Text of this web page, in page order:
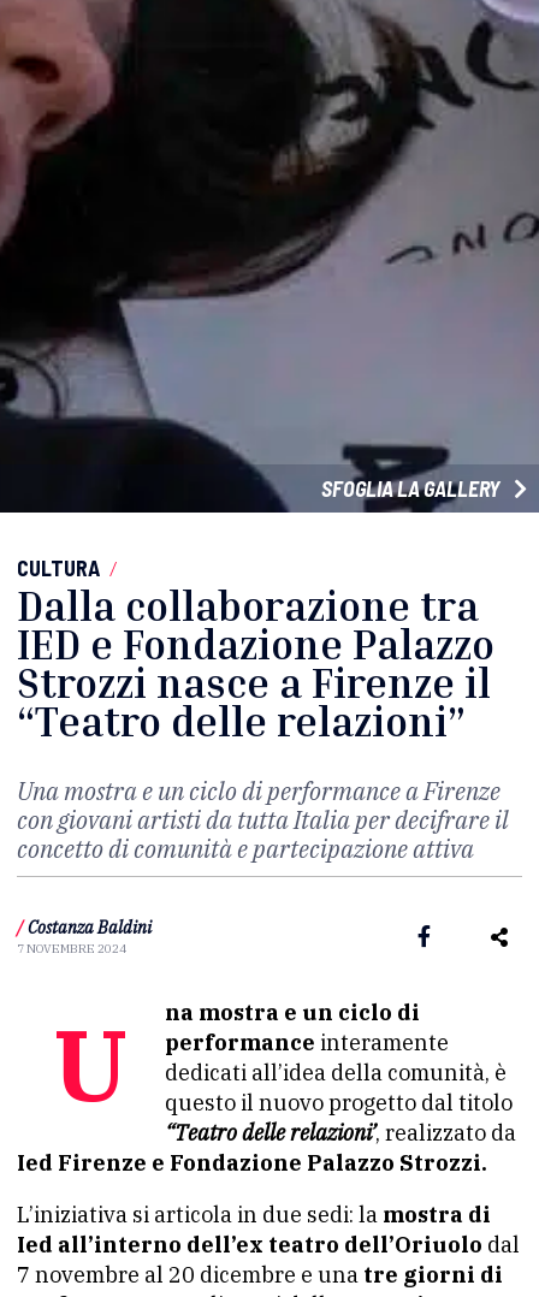
SFOGLIA LA GALLERY
CULTURA /
Dalla collaborazione tra
IED e Fondazione Palazzo
Strozzi nasce a Firenze il
“Teatro delle relazioni”
Una mostra e un ciclo di performance a Firenze
con giovani artisti da tutta Italia per decifrare il
concetto di comunità e partecipazione attiva
/ Costanza Baldini
7 NOVEMBRE 2024
Una mostra e un ciclo di performance interamente
dedicati all’idea della comunità, è
questo il nuovo progetto dal titolo
“Teatro delle relazioni’, realizzato da
Ied Firenze e Fondazione Palazzo Strozzi.
L’iniziativa si articola in due sedi: la mostra di
Ied all’interno dell’ex teatro dell’Oriuolo dal
7 novembre al 20 dicembre e una tre giorni di